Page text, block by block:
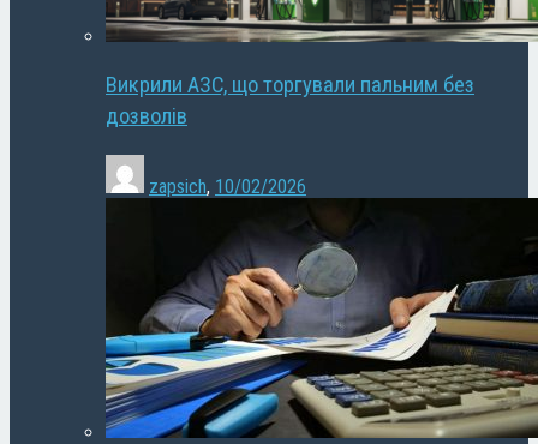
Викрили АЗС, що торгували пальним без
дозволів
zapsich, 10/02/2026